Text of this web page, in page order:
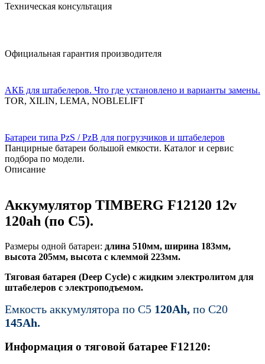
Техническая консультация
Официальная гарантия производителя
АКБ для штабелеров. Что где установлено и варианты замены.
TOR, XILIN, LEMA, NOBLELIFT
Батареи типа PzS / PzB для погрузчиков и штабелеров
Панцирные батареи большой емкости. Каталог и сервис
подбора по модели.
Описание
Аккумулятор TIMBERG F12120 12v
120ah (по С5).
Размеры одной батареи: длина 510мм, ширина 183мм,
высота 205мм, высота с клеммой 223мм.
Тяговая батарея (Deep Cycle) с жидким электролитом для
штабелеров с электроподъемом.
Емкость аккумулятора по С5 120Ah, по C20
145Ah.
Информация о тяговой батарее F12120: